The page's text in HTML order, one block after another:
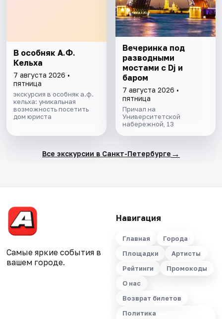
В особняк А.Ф.
Кельха
7 августа 2026 •
пятница
экскурсия в особняк а.ф.
кельха: уникальная
возможность посетить
дом юриста
Вечеринка под
разводными
мостами с Dj и
баром
7 августа 2026 •
пятница
Причал на
Университетской
набережной, 13
Все экскурсии в Санкт-Петербурге →
Самые яркие события в
вашем городе.
Навигация
Главная
Города
Площадки
Артисты
Рейтинги
Промокоды
О нас
Возврат билетов
Политика